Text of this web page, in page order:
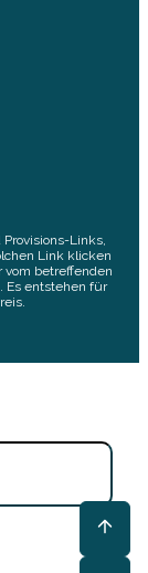
Links,
Link klicken
betreffenden
Es entstehen für